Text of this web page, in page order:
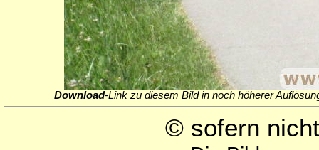
Download-Link zu diesem Bild in noch höherer
© sofern